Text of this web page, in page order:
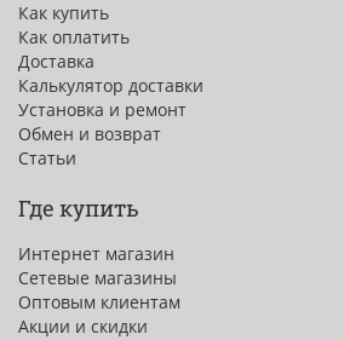
Как купить
Как оплатить
Доставка
Калькулятор доставки
Установка и ремонт
Обмен и возврат
Статьи
Где купить
Интернет магазин
Сетевые магазины
Оптовым клиентам
Акции и скидки